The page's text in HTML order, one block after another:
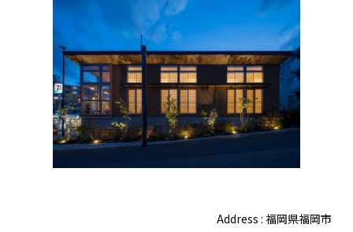
Address : 福岡県福岡市